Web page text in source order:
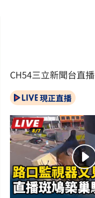
CH54三立新聞台直播
現正直播